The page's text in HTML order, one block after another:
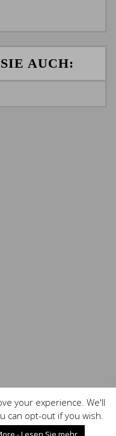
AUCH:
Paul Hilbert. All Rights
your experience. We'll
can opt-out if you wish.